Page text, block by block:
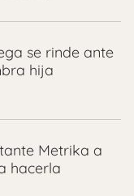
se rinde ante
hija
Metrika a
hacerla